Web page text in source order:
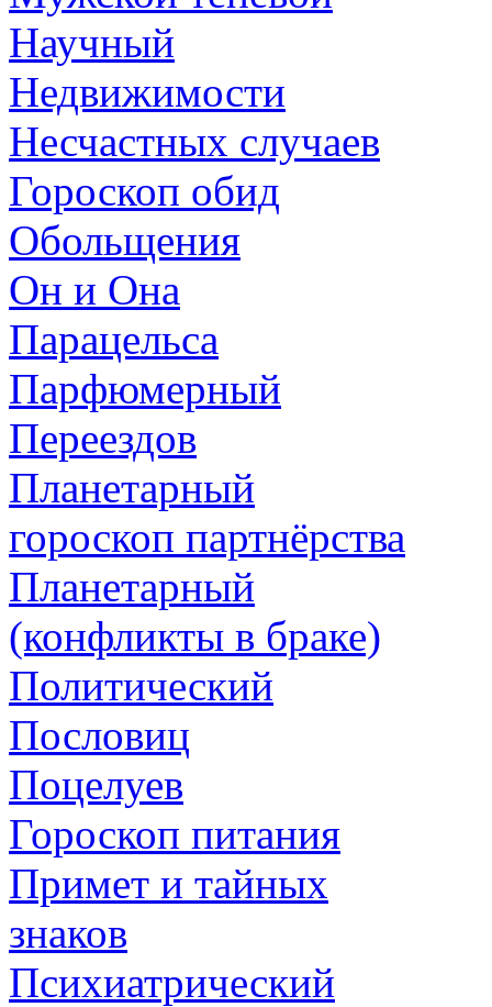
Научный
Недвижимости
Несчастных случаев
Гороскоп обид
Обольщения
Он и Она
Парацельса
Парфюмерный
Переездов
Планетарный
гороскоп партнёрства
Планетарный
(конфликты в браке)
Политический
Пословиц
Поцелуев
Гороскоп питания
Примет и тайных
знаков
Психиатрический